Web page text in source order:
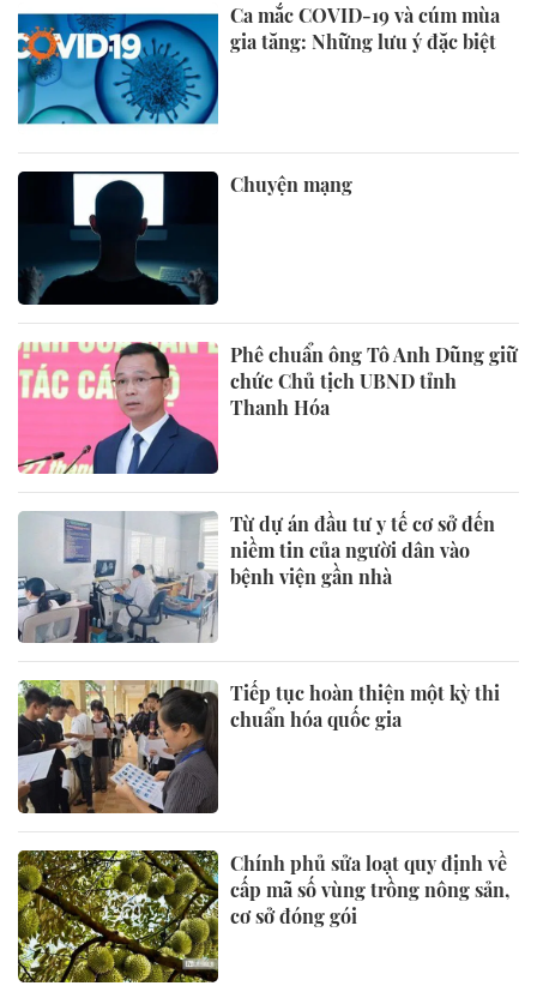
Ca mắc COVID-19 và cúm mùa
gia tăng: Những lưu ý đặc biệt
Chuyện mạng
Phê chuẩn ông Tô Anh Dũng giữ
chức Chủ tịch UBND tỉnh
Thanh Hóa
Từ dự án đầu tư y tế cơ sở đến
niềm tin của người dân vào
bệnh viện gần nhà
Tiếp tục hoàn thiện một kỳ thi
chuẩn hóa quốc gia
Chính phủ sửa loạt quy định về
cấp mã số vùng trồng nông sản,
cơ sở đóng gói